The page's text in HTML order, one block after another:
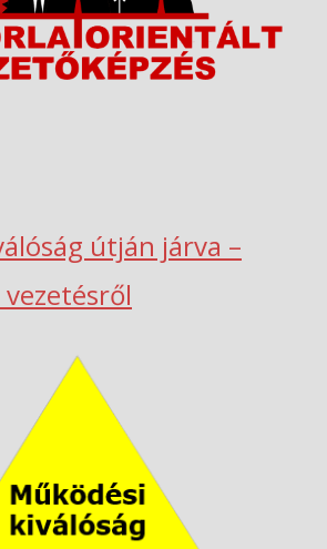
útján járva –